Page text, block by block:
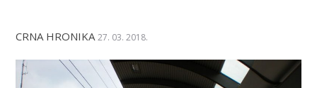
CRNA HRONIKA 27. 03. 2018.